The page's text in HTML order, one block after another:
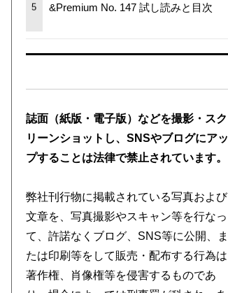
5 &Premium No. 147 試し読みと目次
誌面（紙版・電子版）などを撮影・スク
リーンショットし、SNSやブログにアッ
プすることは法律で禁止されています。
弊社刊行物に掲載されている写真および
文章を、写真撮影やスキャン等を行なっ
て、許諾なくブログ、SNS等に公開、ま
たは印刷等をして販売・配布する行為は
著作権、肖像権等を侵害するものであ